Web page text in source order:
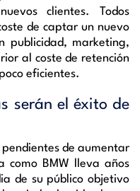
clientes. Todos
de captar un nuevo
publicidad, marketing,
al coste de retención
eficientes.
serán el éxito de
de aumentar
como BMW lleva años
de su público objetivo